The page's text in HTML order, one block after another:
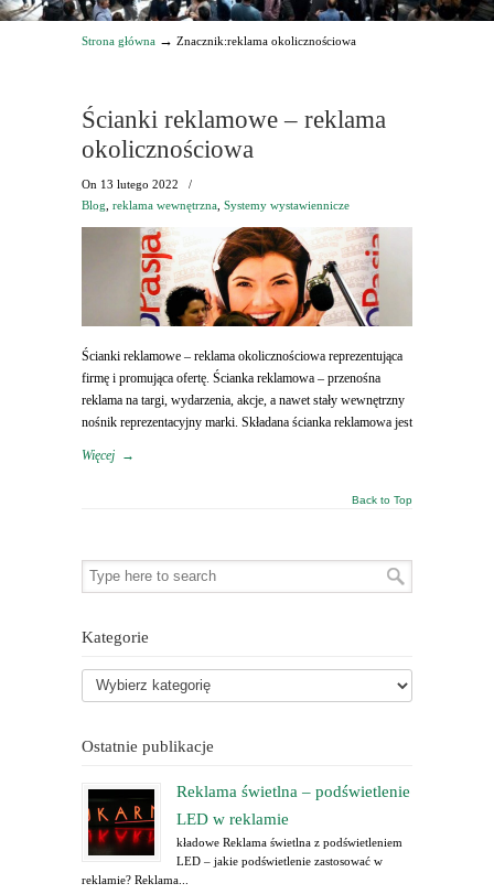
Strona główna → Znacznik:reklama okolicznościowa
Ścianki reklamowe – reklama
okolicznościowa
On 13 lutego 2022
/
Blog reklama wewnętrzna Systemy wystawiennicze
Ścianki reklamowe – reklama okolicznościowa reprezentująca
firmę i promująca ofertę. Ścianka reklamowa – przenośna
reklama na targi, wydarzenia, akcje, a nawet stały wewnętrzny
nośnik reprezentacyjny marki. Składana ścianka reklamowa jest
Więcej →
Back to Top
Kategorie
Ostatnie publikacje
Reklama świetlna – podświetlenie
LED w reklamie
kładowe Reklama świetlna z podświetleniem
LED – jakie podświetlenie zastosować w
reklamie? Reklama...